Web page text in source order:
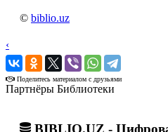
© biblio.uz
‹
›
Поделитесь материалом с друзьями
Партнёры Библиотеки
BIBLIO.UZ -